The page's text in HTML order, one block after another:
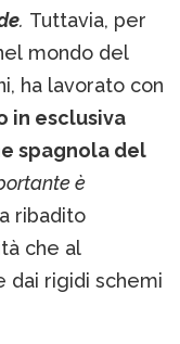
. Tuttavia, per
mondo del
ha lavorato con
in esclusiva
spagnola del
è
ribadito
che al
dai rigidi schemi